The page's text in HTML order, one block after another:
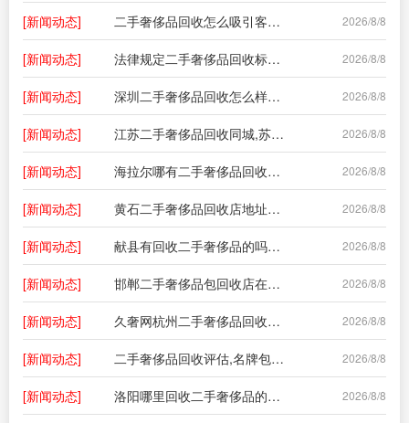
[新闻动态] 二手奢侈品回收怎么吸引客人进店取货,二手奢侈品市场如何推广 2026/8/8
[新闻动态] 法律规定二手奢侈品回收标准,二手奢侈品多少钱回收?怎么回收? 2026/8/8
[新闻动态] 深圳二手奢侈品回收怎么样啊,正规奢侈品回收的地方? 2026/8/8
[新闻动态] 江苏二手奢侈品回收同城,苏州有回收奢侈品的地方吗? 2026/8/8
[新闻动态] 海拉尔哪有二手奢侈品回收店啊多少钱,二手奢侈品回收多少钱? 2026/8/8
[新闻动态] 黄石二手奢侈品回收店地址电话,哪里回收奢侈品? 2026/8/8
[新闻动态] 献县有回收二手奢侈品的吗电话,二手奢侈品鞋子回收 2026/8/8
[新闻动态] 邯郸二手奢侈品包回收店在哪,哪里可以回收二手奢侈品包包? 2026/8/8
[新闻动态] 久奢网杭州二手奢侈品回收店,杭州哪里可以回收爱马仕包? 2026/8/8
[新闻动态] 二手奢侈品回收评估,名牌包包回收的价格? 2026/8/8
[新闻动态] 洛阳哪里回收二手奢侈品的多,哪里有库存回收真皮的 2026/8/8